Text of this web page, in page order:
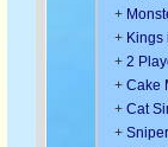
+
+ Kings
+ 2
+ Cake
+ Cat
+